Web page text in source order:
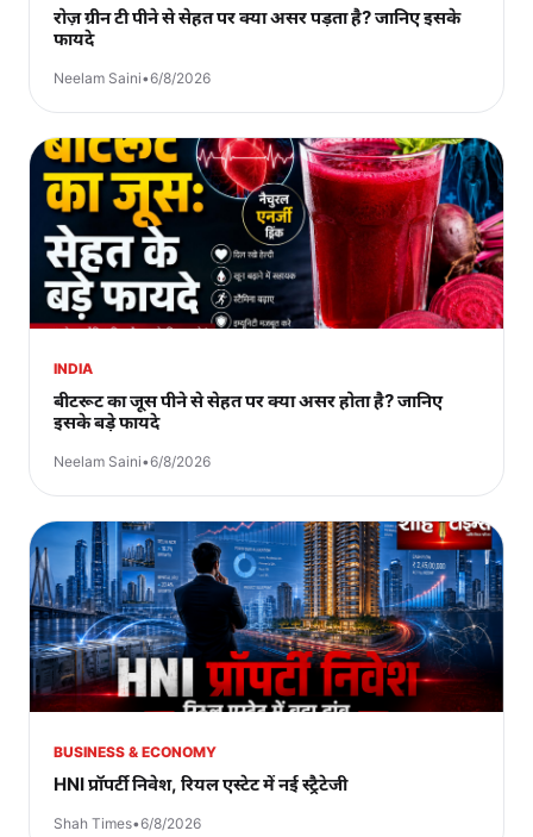
रोज़ ग्रीन टी पीने से सेहत पर क्या असर पड़ता है? जानिए इसके
फायदे
Neelam Saini•6/8/2026
INDIA
बीटरूट का जूस पीने से सेहत पर क्या असर होता है? जानिए
इसके बड़े फायदे
Neelam Saini•6/8/2026
BUSINESS & ECONOMY
HNI प्रॉपर्टी निवेश, रियल एस्टेट में नई स्ट्रैटेजी
Shah Times•6/8/2026